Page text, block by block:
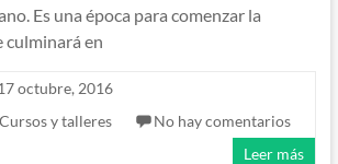
Es una época para comenzar la
culminará en
octubre, 2016
Cursos y talleres
No hay comentarios
Leer más